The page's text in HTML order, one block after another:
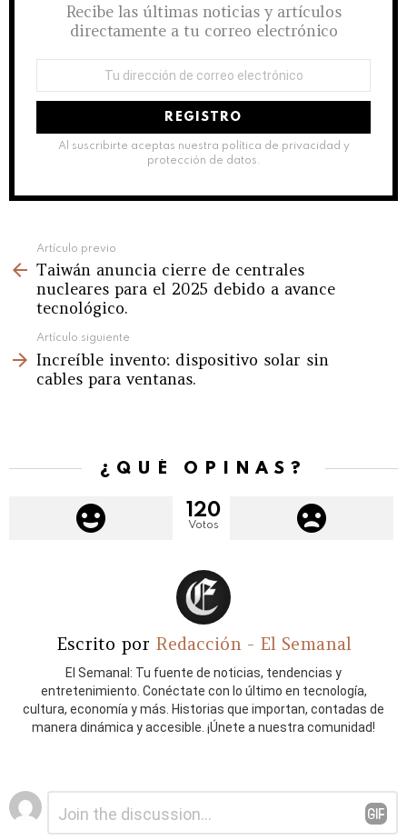
Recibe las últimas noticias y artículos
directamente a tu correo electrónico
correo
Al suscribirte aceptas nuestra política de privacidad y
protección de datos.
more
Artículo previo
Taiwán anuncia cierre de centrales
nucleares para el 2025 debido a avance
tecnológico.
Artículo siguiente
Increíble invento: dispositivo solar sin
cables para ventanas.
¿QUÉ OPINAS?
120
Votos
Escrito por Redacción - El Semanal
El Semanal: Tu fuente de noticias, tendencias y
entretenimiento. Conéctate con lo último en tecnología,
cultura, economía y más. Historias que importan, contadas de
manera dinámica y accesible. ¡Únete a nuestra comunidad!
Deja
una